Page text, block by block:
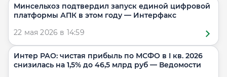
Минсельхоз подтвердил запуск единой цифровой
платформы АПК в этом году — Интерфакс
22 мая 2026 в 14:59
Интер РАО: чистая прибыль по МСФО в I кв. 2026
снизилась на 1,5% до 46,5 млрд руб — Ведомости